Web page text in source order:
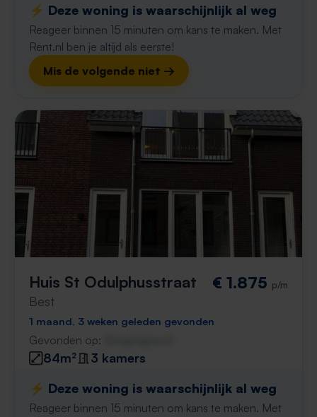
⚡️ Deze woning is waarschijnlijk al weg
Reageer binnen 15 minuten om kans te maken. Met
Rent.nl ben je altijd als eerste!
Mis de volgende niet →
Huis St Odulphusstraat
Best
€ 1.875 p/m
1 maand, 3 weken geleden gevonden
Gevonden op:
84m²
3 kamers
⚡️ Deze woning is waarschijnlijk al weg
Reageer binnen 15 minuten om kans te maken. Met